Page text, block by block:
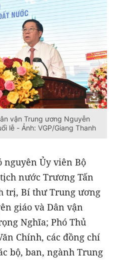
vận Trung ương Nguyễn
lễ - Ảnh: VGP/Giang Thanh
nguyên Ủy viên Bộ
nước Trương Tấn
trị, Bí thư Trung ương
giáo và Dân vận
Nghĩa; Phó Thủ
Chính, các đồng chí
bộ, ban, ngành Trung